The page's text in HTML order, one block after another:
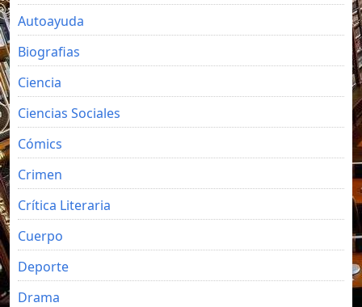
Autoayuda
Biografias
Ciencia
Ciencias Sociales
Cómics
Crimen
Crítica Literaria
Cuerpo
Deporte
Drama